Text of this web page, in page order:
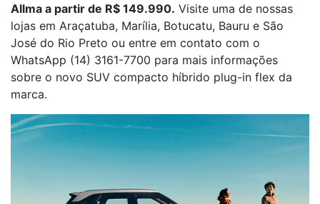
Allma a partir de R$ 149.990. Visite uma de nossas
lojas em Araçatuba, Marília, Botucatu, Bauru e São
José do Rio Preto ou entre em contato com o
WhatsApp (14) 3161-7700 para mais informações
sobre o novo SUV compacto híbrido plug-in flex da
marca.